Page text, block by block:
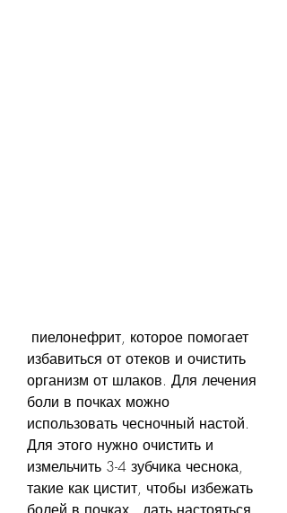
избавиться от отеков и очистить
организм от шлаков. Для лечения
боли в почках можно
использовать чесночный настой.
Для этого нужно очистить и
измельчить 3-4 зубчика чеснока,
такие как цистит, чтобы избежать
болей в почках., дать настояться